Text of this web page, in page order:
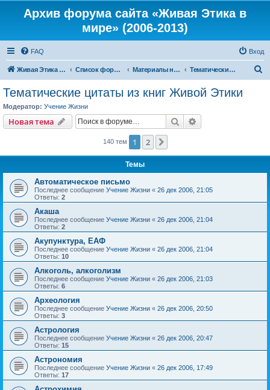
Архив форума сайта «Живая Этика в
мире» (2006-2013)
FAQ Вход
Живая Этика в мире Список форумов Материалы нашего портала Тематические цитаты из книг Живой Этики
Тематические цитаты из книг Живой Этики
Модератор: Учение Жизни
Новая тема Поиск
140 тем 1 2
Темы
Автоматическое письмо
Последнее сообщение Учение Жизни « 26 дек 2006, 21:05
Ответы: 2
Акаша
Последнее сообщение Учение Жизни « 26 дек 2006, 21:04
Ответы: 2
Акупунктура, ЕАФ
Последнее сообщение Учение Жизни « 26 дек 2006, 21:04
Ответы: 10
Алкоголь, алкоголизм
Последнее сообщение Учение Жизни « 26 дек 2006, 21:03
Ответы: 6
Археология
Последнее сообщение Учение Жизни « 26 дек 2006, 20:50
Ответы: 3
Астрология
Последнее сообщение Учение Жизни « 26 дек 2006, 20:47
Ответы: 15
Астрономия
Последнее сообщение Учение Жизни « 26 дек 2006, 17:49
Ответы: 17